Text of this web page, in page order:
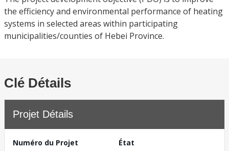
the efficiency and environmental performance of heating
systems in selected areas within participating
municipalities/counties of Hebei Province.
Clé Détails
Projet Détails
Numéro du Projet
État